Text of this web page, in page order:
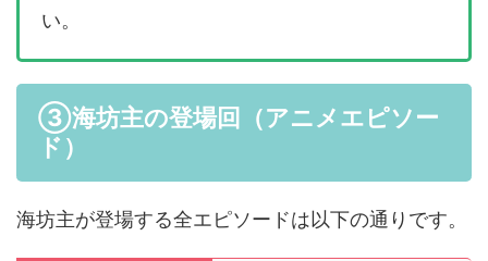
い。
③海坊主の登場回（アニメエピソー
ド）
海坊主が登場する全エピソードは以下の通りです。